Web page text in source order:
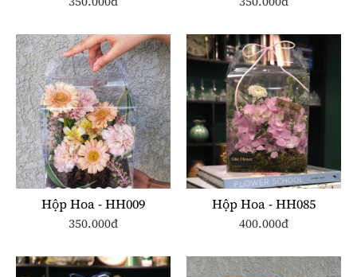
Hộp Hoa - HH009
350.000đ
Hộp Hoa - HH085
400.000đ